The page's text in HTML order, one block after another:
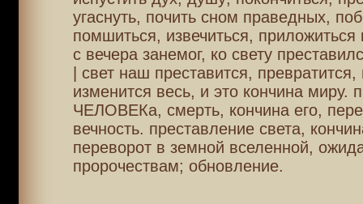
угаснуть, почить сном праведных,
помшиться, извечиться, приложиться
с вечера занемог, ко свету
| свет наш преставится,
изменится весь, и это кончина миру.
ЧЕЛОВЕКа, смерть, кончина его,
вечность. преставление света,
переворот в земной вселенной,
пророчествам; обновление.